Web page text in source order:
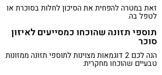
זאת במטרה להפחית את הסיכון לחלות בסוכרת או
לטפל בה.
תוספי תזונה שהוכחו כמסייעים לאיזון
סוכר
הנה לכם 2 דוגמאות מצוינות לתוספי תזונה ממזונות
טבעיים שהוכחו מחקרית: